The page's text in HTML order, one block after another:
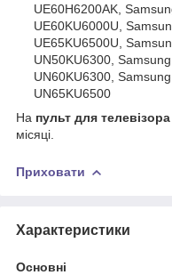
UE60H6200AK,
UE60KU6000U,
UE65KU6500U,
UN50KU6300,
UN60KU6300,
UN65KU6500
На пульт для
місяці.
Приховати
Характеристики
Основні